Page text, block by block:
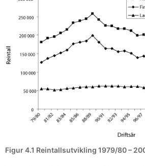
Figur 4.1 Reintallsutvikling 1979/80 –